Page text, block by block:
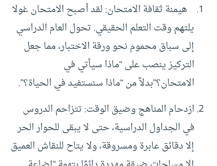
هيمنة ثقافة الامتحان: لقد أصبح الامتحان غولا
يلتهم وقت التعلم الحقيقي. تحول العام الدراسي
إلى سباق محموم نحو ورقة الاختبار، مما جعل
التركيز ينصب على “ماذا سيأتي في
الامتحان؟”بدلاً من “ماذا سنستفيد في الحياة؟”.
ازدحام المناهج وضيق الوقت: تتزاحم الدروس
في الجداول الدراسية، حتى لا يبقى للحوار الحر
إلا دقائق عابرة ومسروقة، ولا يتاح للنقاش العميق